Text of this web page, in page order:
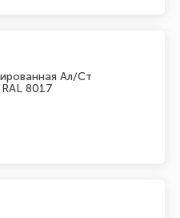
Ал/Ст
8017